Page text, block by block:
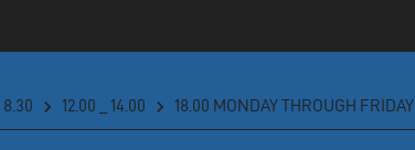
8.30 chevron_right 12.00 _ 14.00 chevron_right 18.00 MONDAY THROUGH FRIDAY